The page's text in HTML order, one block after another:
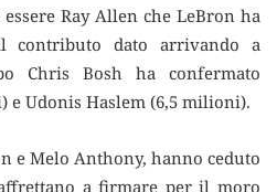
Ray Allen che LeBron ha
contributo dato arrivando a
Chris Bosh ha confermato
e Udonis Haslem (6,5 milioni).
e Melo Anthony, hanno ceduto
a firmare per il moro